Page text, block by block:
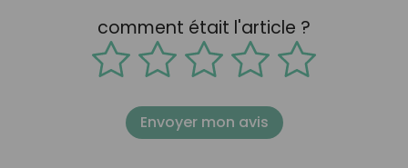
comment était l'article ?
Envoyer mon avis